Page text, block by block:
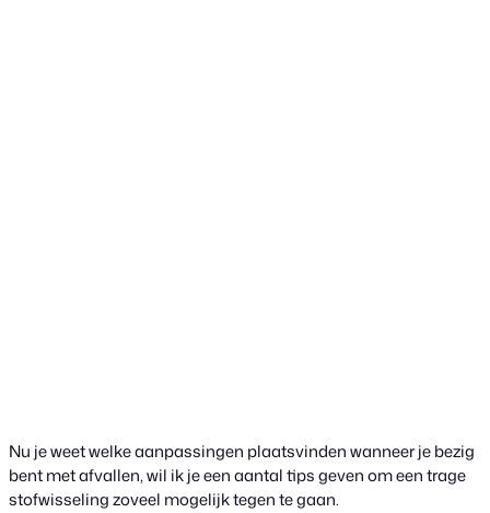
Nu je weet welke aanpassingen plaatsvinden wanneer je bezig
bent met afvallen, wil ik je een aantal tips geven om een trage
stofwisseling zoveel mogelijk tegen te gaan.